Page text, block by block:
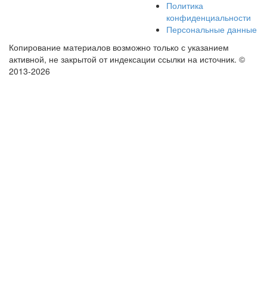
Политика
конфиденциальности
Персональные данные
Копирование материалов возможно только с указанием
активной, не закрытой от индексации ссылки на источник. ©
2013-2026